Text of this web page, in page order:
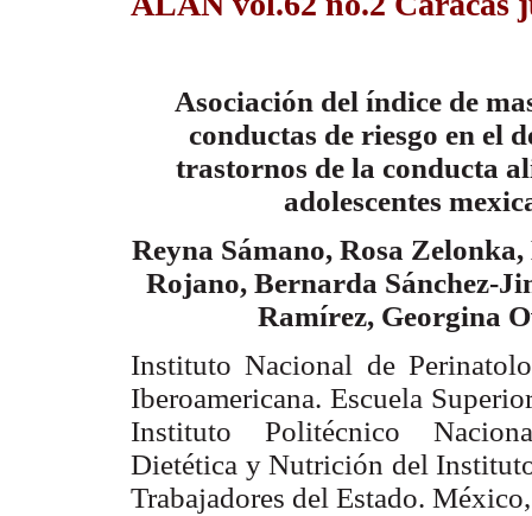
Asociación del índice de
conductas de riesgo en el
trastornos de la conducta
adolescentes
Reyna Sámano, Rosa
Rojano, Bernarda Sánchez-
Ramírez, Georgina
Instituto Nacional de
Iberoamericana. Escuela
Instituto Politécnico
Dietética y Nutrición del
Trabajadores del Estado.